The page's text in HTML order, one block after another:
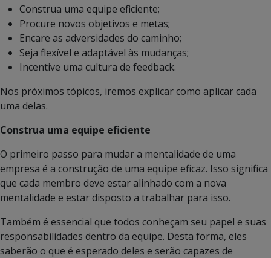
Construa uma equipe eficiente;
Procure novos objetivos e metas;
Encare as adversidades do caminho;
Seja flexível e adaptável às mudanças;
Incentive uma cultura de feedback.
Nos próximos tópicos, iremos explicar como aplicar cada
uma delas.
Construa uma equipe eficiente
O primeiro passo para mudar a mentalidade de uma
empresa é a construção de uma equipe eficaz. Isso significa
que cada membro deve estar alinhado com a nova
mentalidade e estar disposto a trabalhar para isso.
Também é essencial que todos conheçam seu papel e suas
responsabilidades dentro da equipe. Desta forma, eles
saberão o que é esperado deles e serão capazes de